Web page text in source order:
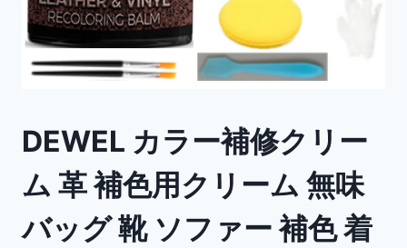
DEWEL カラー補修クリー
ム 革 補色用クリーム 無味
バッグ 靴 ソファー 補色 着